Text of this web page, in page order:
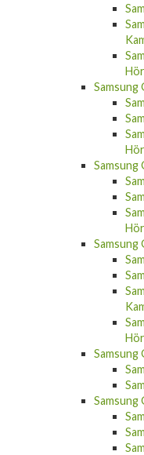
Samsung
Samsung
Samsung
Samsung
Samsung